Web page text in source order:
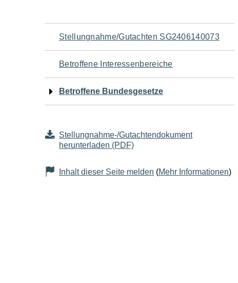
Navigation
für
den
Seiteninhalt
Stellungnahme/Gutachten SG2406140073
Betroffene Interessenbereiche
Betroffene Bundesgesetze
Stellungnahme-/Gutachtendokument
herunterladen (PDF)
Inhalt dieser Seite melden (Mehr Informationen)